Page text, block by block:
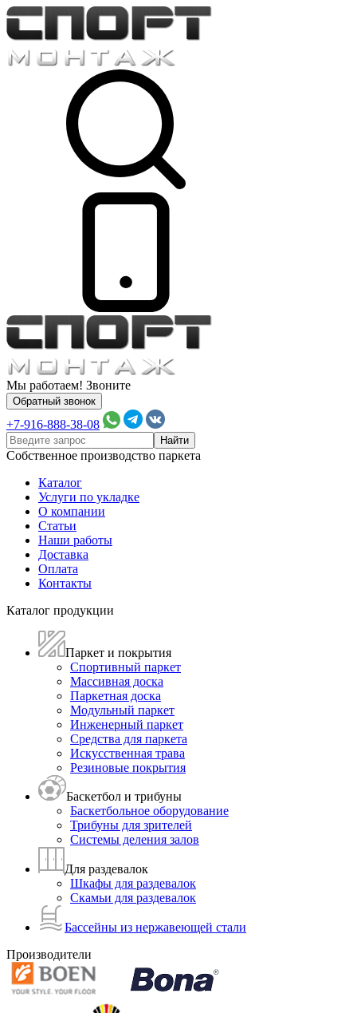
Мы работаем! Звоните
Обратный звонок
+7-916-888-38-08
Собственное производство паркета
Каталог
Услуги по укладке
О компании
Статьи
Наши работы
Доставка
Оплата
Контакты
Каталог продукции
Паркет и покрытия
Спортивный паркет
Массивная доска
Паркетная доска
Модульный паркет
Инженерный паркет
Средства для паркета
Искусственная трава
Резиновые покрытия
Баскетбол и трибуны
Баскетбольное оборудование
Трибуны для зрителей
Системы деления залов
Для раздевалок
Шкафы для раздевалок
Скамьи для раздевалок
Бассейны из нержавеющей стали
Производители